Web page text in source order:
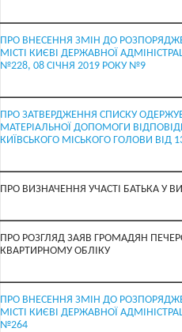
ПРО ВНЕСЕННЯ ЗМІН ДО
МІСТІ КИЄВІ ДЕРЖАВНОЇ
№228, 08 СІЧНЯ 2019 РОКУ №9
ПРО ЗАТВЕРДЖЕННЯ СПИСКУ
МАТЕРІАЛЬНОЇ ДОПОМОГИ
КИЇВСЬКОГО МІСЬКОГО ГОЛОВИ ВІД
ПРО ВИЗНАЧЕННЯ УЧАСТІ БАТЬКА У
ПРО РОЗГЛЯД ЗАЯВ ГРОМАДЯН
КВАРТИРНОМУ ОБЛІКУ
ПРО ВНЕСЕННЯ ЗМІН ДО
МІСТІ КИЄВІ ДЕРЖАВНОЇ
№264